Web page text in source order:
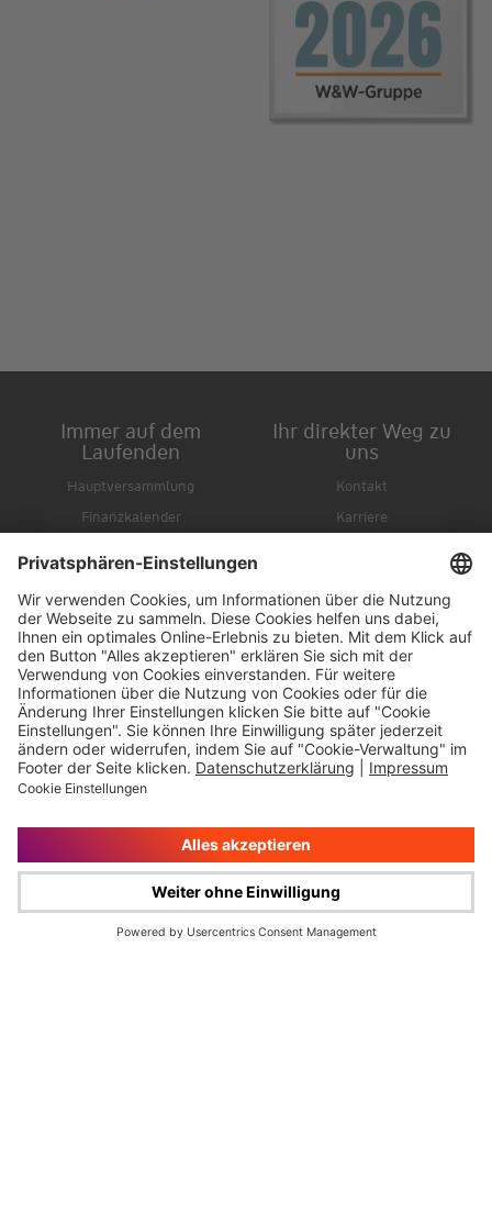
Immer auf dem
Laufenden
Hauptversammlung
Finanzkalender
Ihr direkter Weg zu
uns
Kontakt
Karriere